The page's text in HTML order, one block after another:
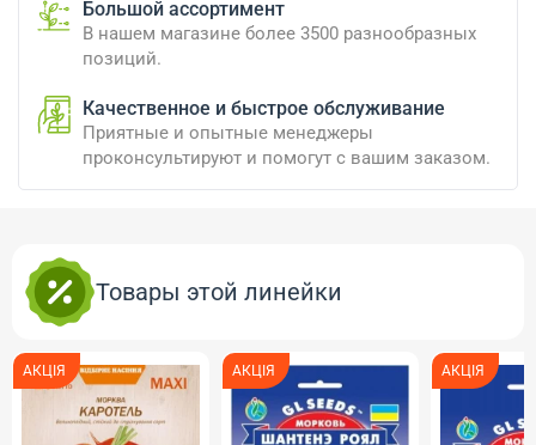
Большой ассортимент
В нашем магазине более 3500 разнообразных
позиций.
Качественное и быстрое обслуживание
Приятные и опытные менеджеры
проконсультируют и помогут с вашим заказом.
Товары этой линейки
АКЦІЯ АКЦІЯ АКЦІЯ